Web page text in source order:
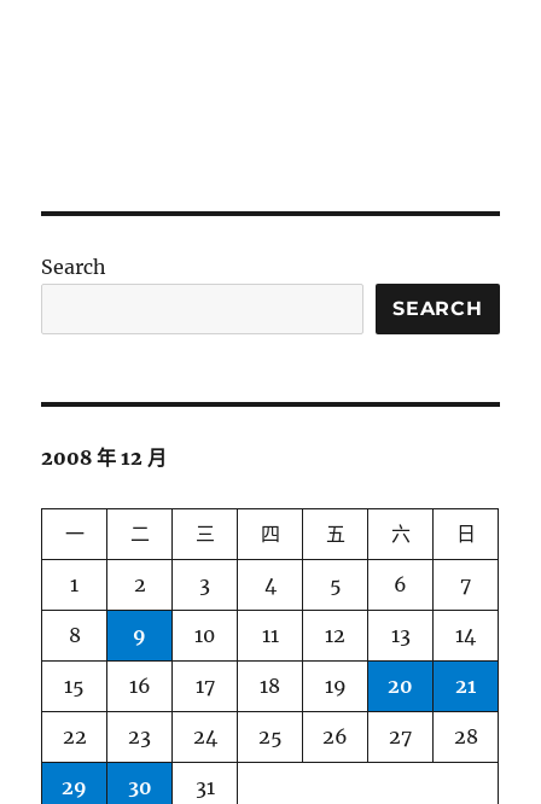
Search
SEARCH
2008 年 12 月
一 二 三 四 五 六 日
1 2 3 4 5 6 7
8 9 10 11 12 13 14
15 16 17 18 19 20 21
22 23 24 25 26 27 28
29 30 31